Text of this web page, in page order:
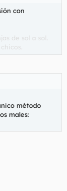
con
de sol a sol.
método
males: